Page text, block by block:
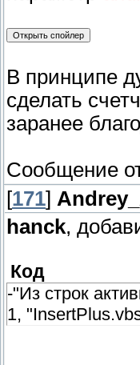
В принципе
сделать
заранее
Сообщение
[171]
hanck,
Код
-"Из строк
1,